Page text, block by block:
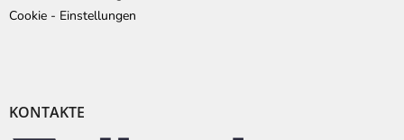
Cookie - Einstellungen
KONTAKTE